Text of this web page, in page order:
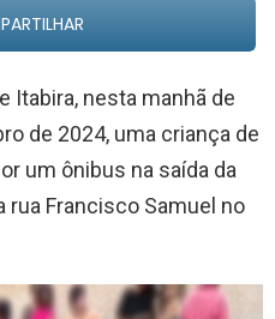
Itabira, nesta manhã de
de 2024, uma criança de
um ônibus na saída da
rua Francisco Samuel no